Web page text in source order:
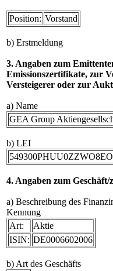
Position: Vorstand
b) Erstmeldung
3. Angaben zum
Emissionszertifikate, zur
Versteigerer oder zur
a) Name
GEA Group
b) LEI
4. Angaben zum Geschäft/
a) Beschreibung des
Kennung
Art:
Aktie
ISIN: DE0006602006
b) Art des Geschäfts